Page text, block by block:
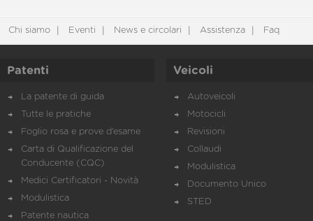
Chi siamo Eventi News e circolari Assistenza Faq
Patenti
La patente di guida
Tutte le pratiche
Foglio rosa e prove d’esame
Carta di Qualificazione del
Conducente (CQC)
Medici Certificatori - Novità
Modulistica
Patente nautica
Veicoli
Autoveicoli
Motocicli
Revisioni
Collaudi
Modulistica
Documento Unico
STED